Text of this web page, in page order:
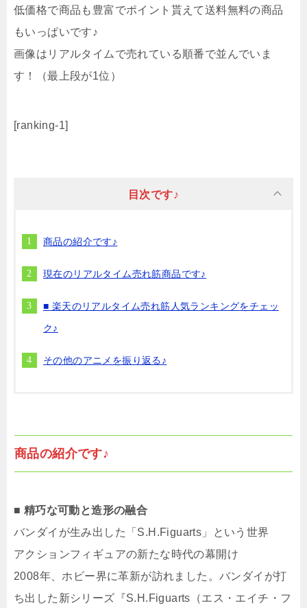
低価格で商品も豊富でポイント貰えて送料無料の商品
もいっぱいです♪
画像はリアルタイムで売れている順番で並んでいま
す！（最上段が1位）
[ranking-1]
目次です♪
商品の紹介です♪
現在のリアルタイム売れ筋商品です♪
■ 楽天のリアルタイム売れ筋人気ランキングをチェッ
ク♪
その他のアニメを振り返る♪
商品の紹介です♪
■ 精巧な可動と造形の融合
バンダイが生み出した「S.H.Figuarts」という世界
アクションフィギュアの新たな時代の幕開け
2008年、ホビー界に革新が訪れました。バンダイが打
ち出した新シリーズ『S.H.Figuarts（エス・エイチ・フ